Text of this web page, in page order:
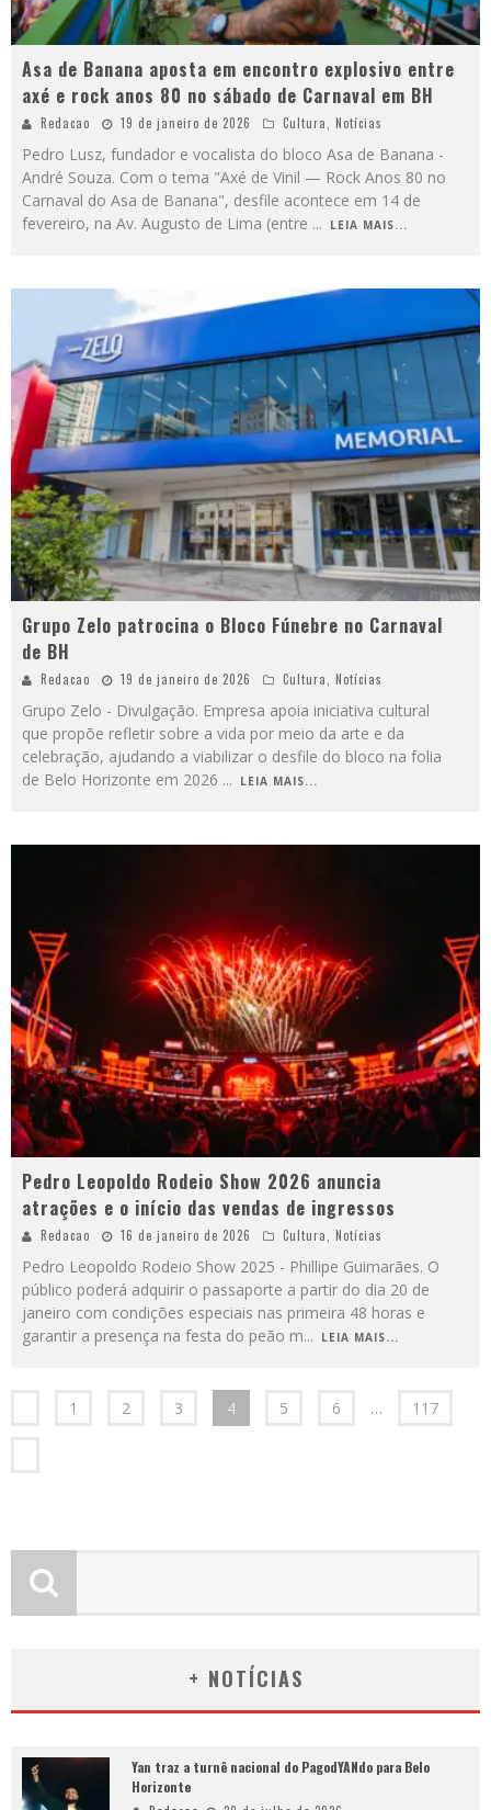
Asa de Banana aposta em encontro explosivo entre
axé e rock anos 80 no sábado de Carnaval em BH
Redacao 19 de janeiro de 2026 Cultura Notícias
Pedro Lusz, fundador e vocalista do bloco Asa de Banana -
André Souza. Com o tema "Axé de Vinil — Rock Anos 80 no
Carnaval do Asa de Banana", desfile acontece em 14 de
fevereiro, na Av. Augusto de Lima (entre ... LEIA MAIS...
Grupo Zelo patrocina o Bloco Fúnebre no Carnaval
de BH
Redacao 19 de janeiro de 2026 Cultura Notícias
Grupo Zelo - Divulgação. Empresa apoia iniciativa cultural
que propõe refletir sobre a vida por meio da arte e da
celebração, ajudando a viabilizar o desfile do bloco na folia
de Belo Horizonte em 2026 ... LEIA MAIS...
Pedro Leopoldo Rodeio Show 2026 anuncia
atrações e o início das vendas de ingressos
Redacao 16 de janeiro de 2026 Cultura, Notícias
Pedro Leopoldo Rodeio Show 2025 - Phillipe Guimarães. O
público poderá adquirir o passaporte a partir do dia 20 de
janeiro com condições especiais nas primeira 48 horas e
garantir a presença na festa do peão m... LEIA MAIS...
1 2 3 4 5 6 … 117
+ NOTÍCIAS
Yan traz a turnê nacional do PagodYANdo para Belo
Horizonte